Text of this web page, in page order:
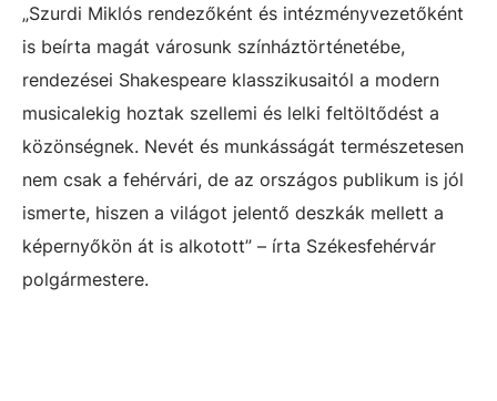
„Szurdi Miklós rendezőként és intézményvezetőként
is beírta magát városunk színháztörténetébe,
rendezései Shakespeare klasszikusaitól a modern
musicalekig hoztak szellemi és lelki feltöltődést a
közönségnek. Nevét és munkásságát természetesen
nem csak a fehérvári, de az országos publikum is jól
ismerte, hiszen a világot jelentő deszkák mellett a
képernyőkön át is alkotott” – írta Székesfehérvár
polgármestere.